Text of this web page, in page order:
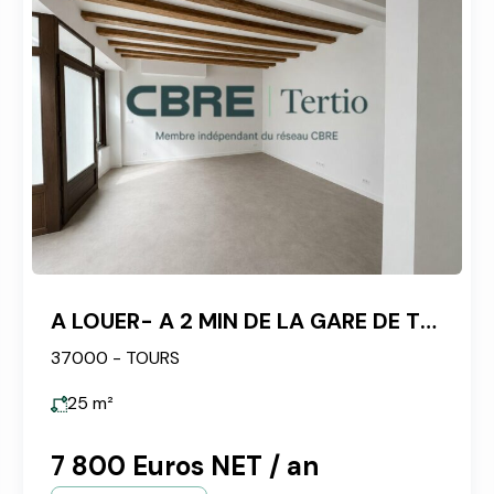
A LOUER- A 2 MIN DE LA GARE DE TOURS
37000 - TOURS
25 m²
7 800 Euros NET / an